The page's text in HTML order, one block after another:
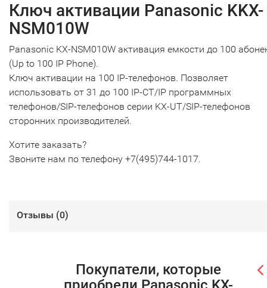
Ключ активации Panasonic KKX-
NSM010W
Panasonic KX-NSM010W активация емкости до 100
(Up to 100 IP Phone).
Ключ активации на 100 IP-телефонов. Позволяет
использовать от 31 до 100 IP-CT/IP программных
телефонов/SIP-телефонов серии KX-UT/SIP-телефонов
сторонних производителей.
Хотите заказать?
Звоните нам по телефону +7(495)744-1017.
Отзывы (0)
Покупатели, которые